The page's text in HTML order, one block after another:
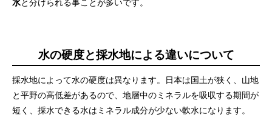
水の硬度と採水地による違いについて
採水地によって水の硬度は異なります。日本は国土が狭く、山地
と平野の高低差があるので、地層中のミネラルを吸収する期間が
短く、採水できる水はミネラル成分が少ない軟水になります。